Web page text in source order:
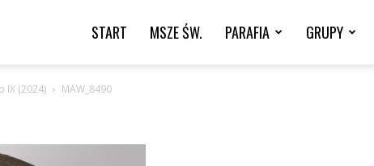
START MSZE ŚW. PARAFIA GRUPY
IX (2024) MAW_8490